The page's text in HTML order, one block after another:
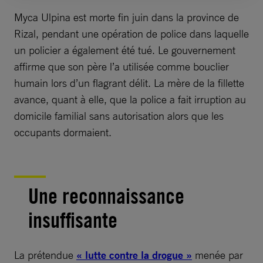
Myca Ulpina est morte fin juin dans la province de
Rizal, pendant une opération de police dans laquelle
un policier a également été tué. Le gouvernement
affirme que son père l’a utilisée comme bouclier
humain lors d’un flagrant délit. La mère de la fillette
avance, quant à elle, que la police a fait irruption au
domicile familial sans autorisation alors que les
occupants dormaient.
Une reconnaissance
insuffisante
La prétendue « lutte contre la drogue » menée par